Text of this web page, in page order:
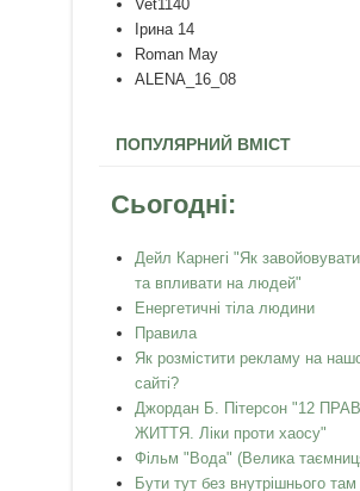
Vet1140
Ірина 14
Roman May
ALENA_16_08
ПОПУЛЯРНИЙ ВМІСТ
Сьогодні:
Дейл Карнегі "Як
та впливати на людей"
Енергетичні тіла людини
Правила
Як розмістити рекламу на
сайті?
Джордан Б. Пітерсон "12
ЖИТТЯ. Ліки проти хаосу"
Фільм "Вода" (Велика
Бути тут без внутрішнього там